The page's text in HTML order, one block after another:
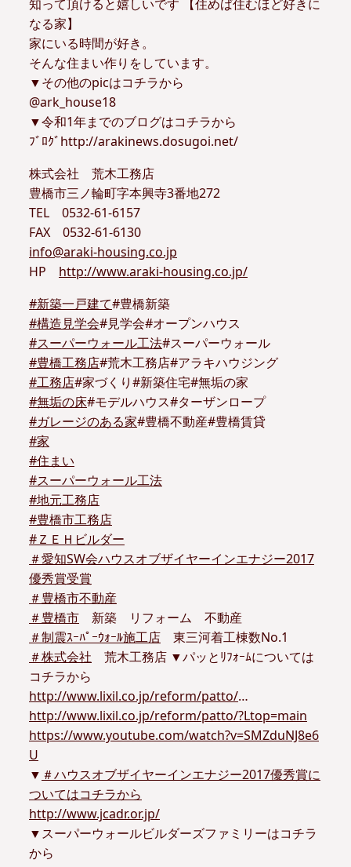
知って頂けると嬉しいです 【住めば住むほど好きに
なる家】
家にいる時間が好き。
そんな住まい作りをしています。
▼その他のpicはコチラから
@ark_house18
▼令和1年までのブログはコチラから
ﾌﾞﾛｸﾞhttp://arakinews.dosugoi.net/
株式会社 荒木工務店
豊橋市三ノ輪町字本興寺3番地272
TEL 0532-61-6157
FAX 0532-61-6130
info@araki-housing.co.jp
HP http://www.araki-housing.co.jp/
#新築一戸建て#豊橋新築
#構造見学会#見学会#オープンハウス
#スーパーウォール工法#スーパーウォール
#豊橋工務店#荒木工務店#アラキハウジング
#工務店#家づくり#新築住宅#無垢の家
#無垢の床#モデルハウス#ターザンロープ
#ガレージのある家#豊橋不動産#豊橋賃貸
#家
#住まい
#スーパーウォール工法
#地元工務店
#豊橋市工務店
#ＺＥＨビルダー
＃愛知SW会ハウスオブザイヤーインエナジー2017
優秀賞受賞
＃豊橋市不動産
＃豊橋市 新築 リフォーム 不動産
＃制震ｽｰﾊﾟｰｳｫｰﾙ施工店 東三河着工棟数No.1
＃株式会社 荒木工務店 ▼パッとﾘﾌｫｰﾑについては
コチラから
http://www.lixil.co.jp/reform/patto/…
http://www.lixil.co.jp/reform/patto/?Ltop=main
https://www.youtube.com/watch?v=SMZduNJ8e6
U
▼ ＃ハウスオブザイヤーインエナジー2017優秀賞に
ついてはコチラから
http://www.jcadr.or.jp/
▼スーパーウォールビルダーズファミリーはコチラ
から